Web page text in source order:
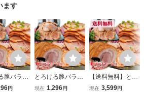
ます
豚バラ焼
チャーシ
円
とろける豚バラ焼
豚煮込みチャーシ
現在 1,296円
送料無料
【送料無料】とろ
ける豚バラ焼豚煮
現在 3,599円